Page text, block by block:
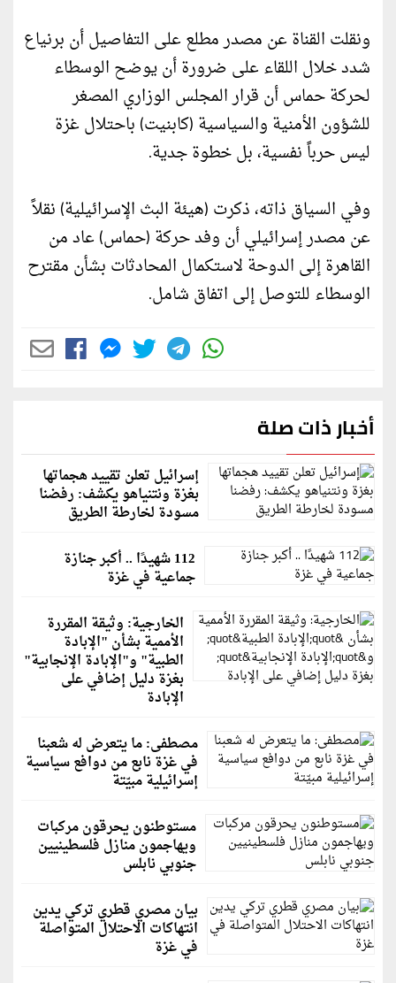
ونقلت القناة عن مصدر مطلع على التفاصيل أن برنياع
شدد خلال اللقاء على ضرورة أن يوضح الوسطاء
لحركة حماس أن قرار المجلس الوزاري المصغر
للشؤون الأمنية والسياسية (كابنيت) باحتلال غزة
ليس حرباً نفسية، بل خطوة جدية.
وفي السياق ذاته، ذكرت (هيئة البث الإسرائيلية) نقلاً
عن مصدر إسرائيلي أن وفد حركة (حماس) عاد من
القاهرة إلى الدوحة لاستكمال المحادثات بشأن مقترح
الوسطاء للتوصل إلى اتفاق شامل.
أخبار ذات صلة
إسرائيل تعلن تقييد هجماتها
بغزة ونتنياهو يكشف: رفضنا
مسودة لخارطة الطريق
112 شهيدًا .. أكبر جنازة
جماعية في غزة
الخارجية: وثيقة المقررة
الأممية بشأن "الإبادة
الطبية" و"الإبادة الإنجابية"
بغزة دليل إضافي على
الإبادة
مصطفى: ما يتعرض له شعبنا
في غزة نابع من دوافع سياسية
إسرائيلية مبيّتة
مستوطنون يحرقون مركبات
ويهاجمون منازل فلسطينيين
جنوبي نابلس
بيان مصري قطري تركي يدين
انتهاكات الاحتلال المتواصلة
في غزة